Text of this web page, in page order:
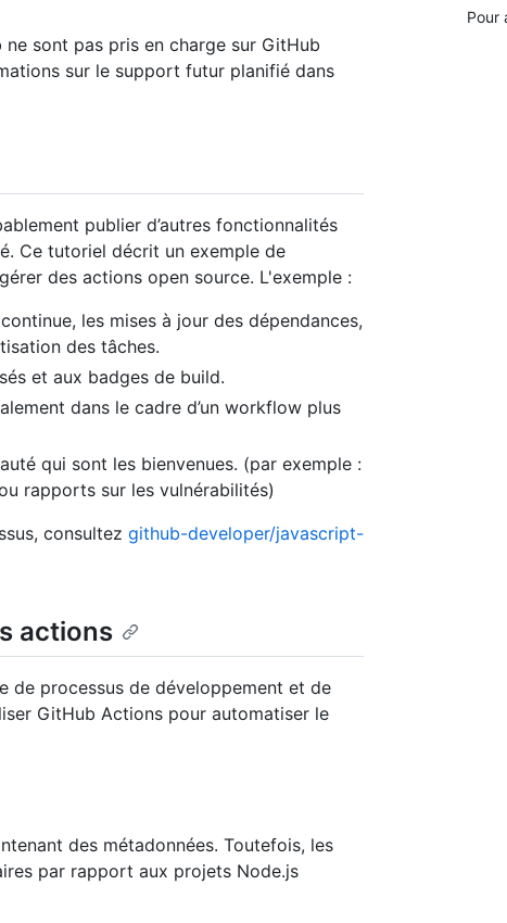
Pour
sont pas pris en charge sur GitHub
sur le support futur planifié dans
publier d’autres fonctionnalités
Ce tutoriel décrit un exemple de
des actions open source. L'exemple :
les mises à jour des dépendances,
des tâches.
et aux badges de build.
dans le cadre d’un workflow plus
qui sont les bienvenues. (par exemple :
rapports sur les vulnérabilités)
consultez github-developer/javascript-
actions
de processus de développement et de
GitHub Actions pour automatiser le
des métadonnées. Toutefois, les
par rapport aux projets Node.js